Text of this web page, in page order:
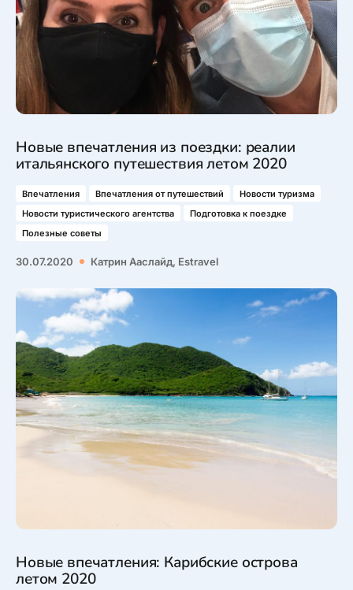
Новые впечатления из поездки: реалии
итальянского путешествия летом 2020
Впечатления Впечатления от путешествий
Новости туризма
Новости туристического агентства
Подготовка к поездке
Полезные советы
30.07.2020 Катрин Ааслайд, Estravel
Новые впечатления: Карибские острова
летом 2020